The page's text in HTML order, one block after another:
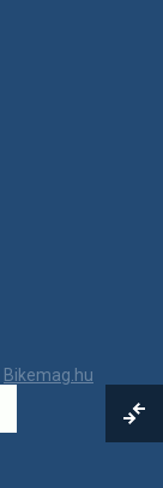
Bikemag.hu